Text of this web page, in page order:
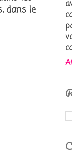
dans le